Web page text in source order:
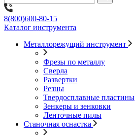
8(800)600-80-15
Каталог инструмента
Металлорежущий инструмент
Фрезы по металлу
Сверла
Развертки
Резцы
Твердосплавные пластины
Зенкеры и зенковки
Ленточные пилы
Станочная оснастка